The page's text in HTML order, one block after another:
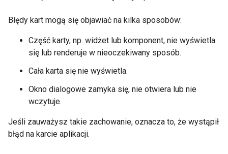
Błędy kart mogą się objawiać na kilka sposobów:
Część karty, np. widżet lub komponent, nie wyświetla
się lub renderuje w nieoczekiwany sposób.
Cała karta się nie wyświetla.
Okno dialogowe zamyka się, nie otwiera lub nie
wczytuje.
Jeśli zauważysz takie zachowanie, oznacza to, że wystąpił
błąd na karcie aplikacji.